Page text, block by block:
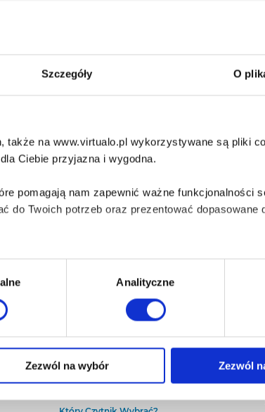
Szczegóły O
także na www.virtualo.pl wykorzystywane są pliki
Ciebie przyjazna i wygodna.
pomagają nam zapewnić ważne funkcjonalności
do Twoich potrzeb oraz prezentować dopasowane
i bezpiecznego działania serwisu - są także
jeśli jesteś naszym Użytkownikiem.
Analityczne
Zezwól na wybór Zezwól
Baza wiedzy